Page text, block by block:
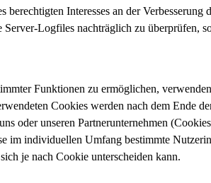
Interesses an der
Logfiles nachträglich zu überprüfen,
Funktionen zu ermöglichen,
Cookies werden nach dem Ende
oder unseren Partnerunternehmen
im individuellen Umfang bestimmte
je nach Cookie unterscheiden kann.